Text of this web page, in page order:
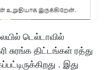
டெல்டாவில்
சுரங்க திட்டங்கள் ரத்து
. இது